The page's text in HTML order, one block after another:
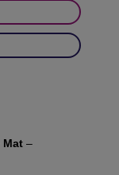
Mat –